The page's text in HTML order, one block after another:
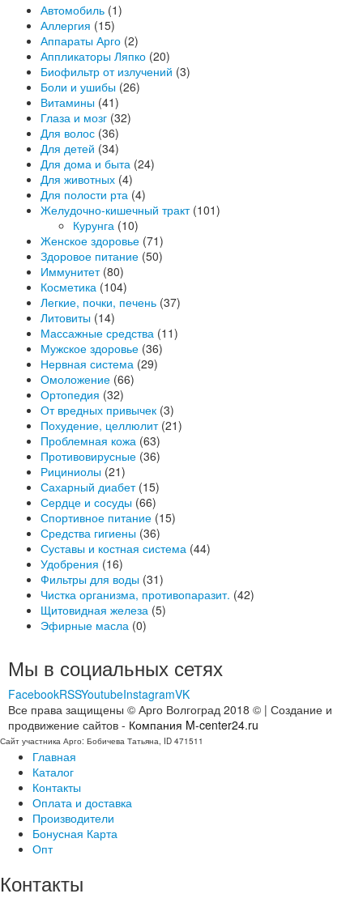
Автомобиль (1)
Аллергия (15)
Аппараты Арго (2)
Аппликаторы Ляпко (20)
Биофильтр от излучений (3)
Боли и ушибы (26)
Витамины (41)
Глаза и мозг (32)
Для волос (36)
Для детей (34)
Для дома и быта (24)
Для животных (4)
Для полости рта (4)
Желудочно-кишечный тракт (101)
Курунга (10)
Женское здоровье (71)
Здоровое питание (50)
Иммунитет (80)
Косметика (104)
Легкие, почки, печень (37)
Литовиты (14)
Массажные средства (11)
Мужское здоровье (36)
Нервная система (29)
Омоложение (66)
Ортопедия (32)
От вредных привычек (3)
Похудение, целлюлит (21)
Проблемная кожа (63)
Противовирусные (36)
Рициниолы (21)
Сахарный диабет (15)
Сердце и сосуды (66)
Спортивное питание (15)
Средства гигиены (36)
Суставы и костная система (44)
Удобрения (16)
Фильтры для воды (31)
Чистка организма, противопаразит. (42)
Щитовидная железа (5)
Эфирные масла (0)
Мы в социальных сетях
FacebookRSSYoutubeInstagramVK
Все права защищены © Арго Волгоград 2018 © | Создание и
продвижение сайтов - Компания M-center24.ru
Сайт участника Арго: Бобичева Татьяна, ID 471511
Главная
Каталог
Контакты
Оплата и доставка
Производители
Бонусная Карта
Опт
Контакты